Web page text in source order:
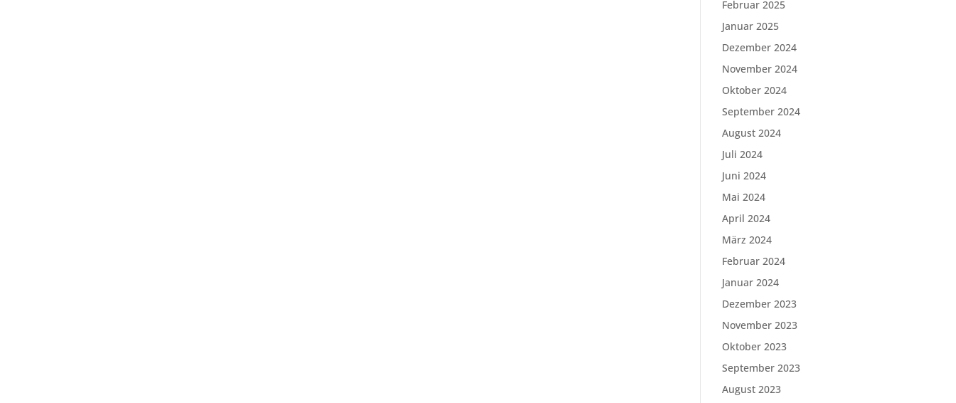
Februar 2025
Januar 2025
Dezember 2024
November 2024
Oktober 2024
September 2024
August 2024
Juli 2024
Juni 2024
Mai 2024
April 2024
März 2024
Februar 2024
Januar 2024
Dezember 2023
November 2023
Oktober 2023
September 2023
August 2023